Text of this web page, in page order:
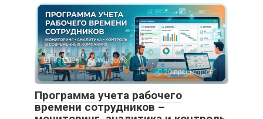
01.07.2026
Windows
0
20 просмотров
Программа учета рабочего
времени сотрудников –